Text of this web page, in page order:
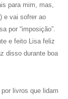
para mim, mas,
e vai sofrer ao
por “imposição”.
e feito Lisa feliz
disso durante boa
livros que lidam